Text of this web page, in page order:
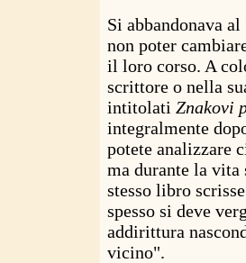
Si abbandonava
non poter
il loro corso. A
scrittore o nella
intitolati Znakovi
integralmente
potete analizzare
ma durante la
stesso libro
spesso si deve
addirittura
vicino".